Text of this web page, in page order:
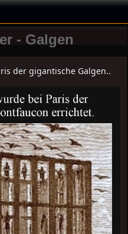
- Galgen
der gigantische Galgen..